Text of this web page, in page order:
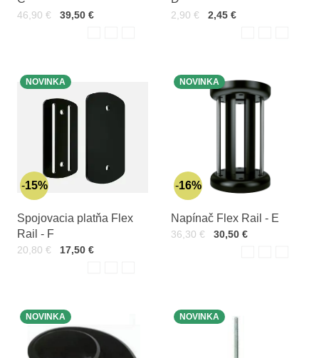
Cena s DPH39,50 €
Pred zľavou:
46,90 € Cena s DPH
2,45 €
Pred zľavou:
2,90 €
Spojovacia platňa Flex
Rail - F
Cena s DPH17,50 €
Pred zľavou:
20,80 €
NOVINKA
15%
Napínač Flex Rail - E
Cena s DPH30,50 €
Pred zľavou:
36,30 €
NOVINKA
16%
NOVINKA NOVINKA